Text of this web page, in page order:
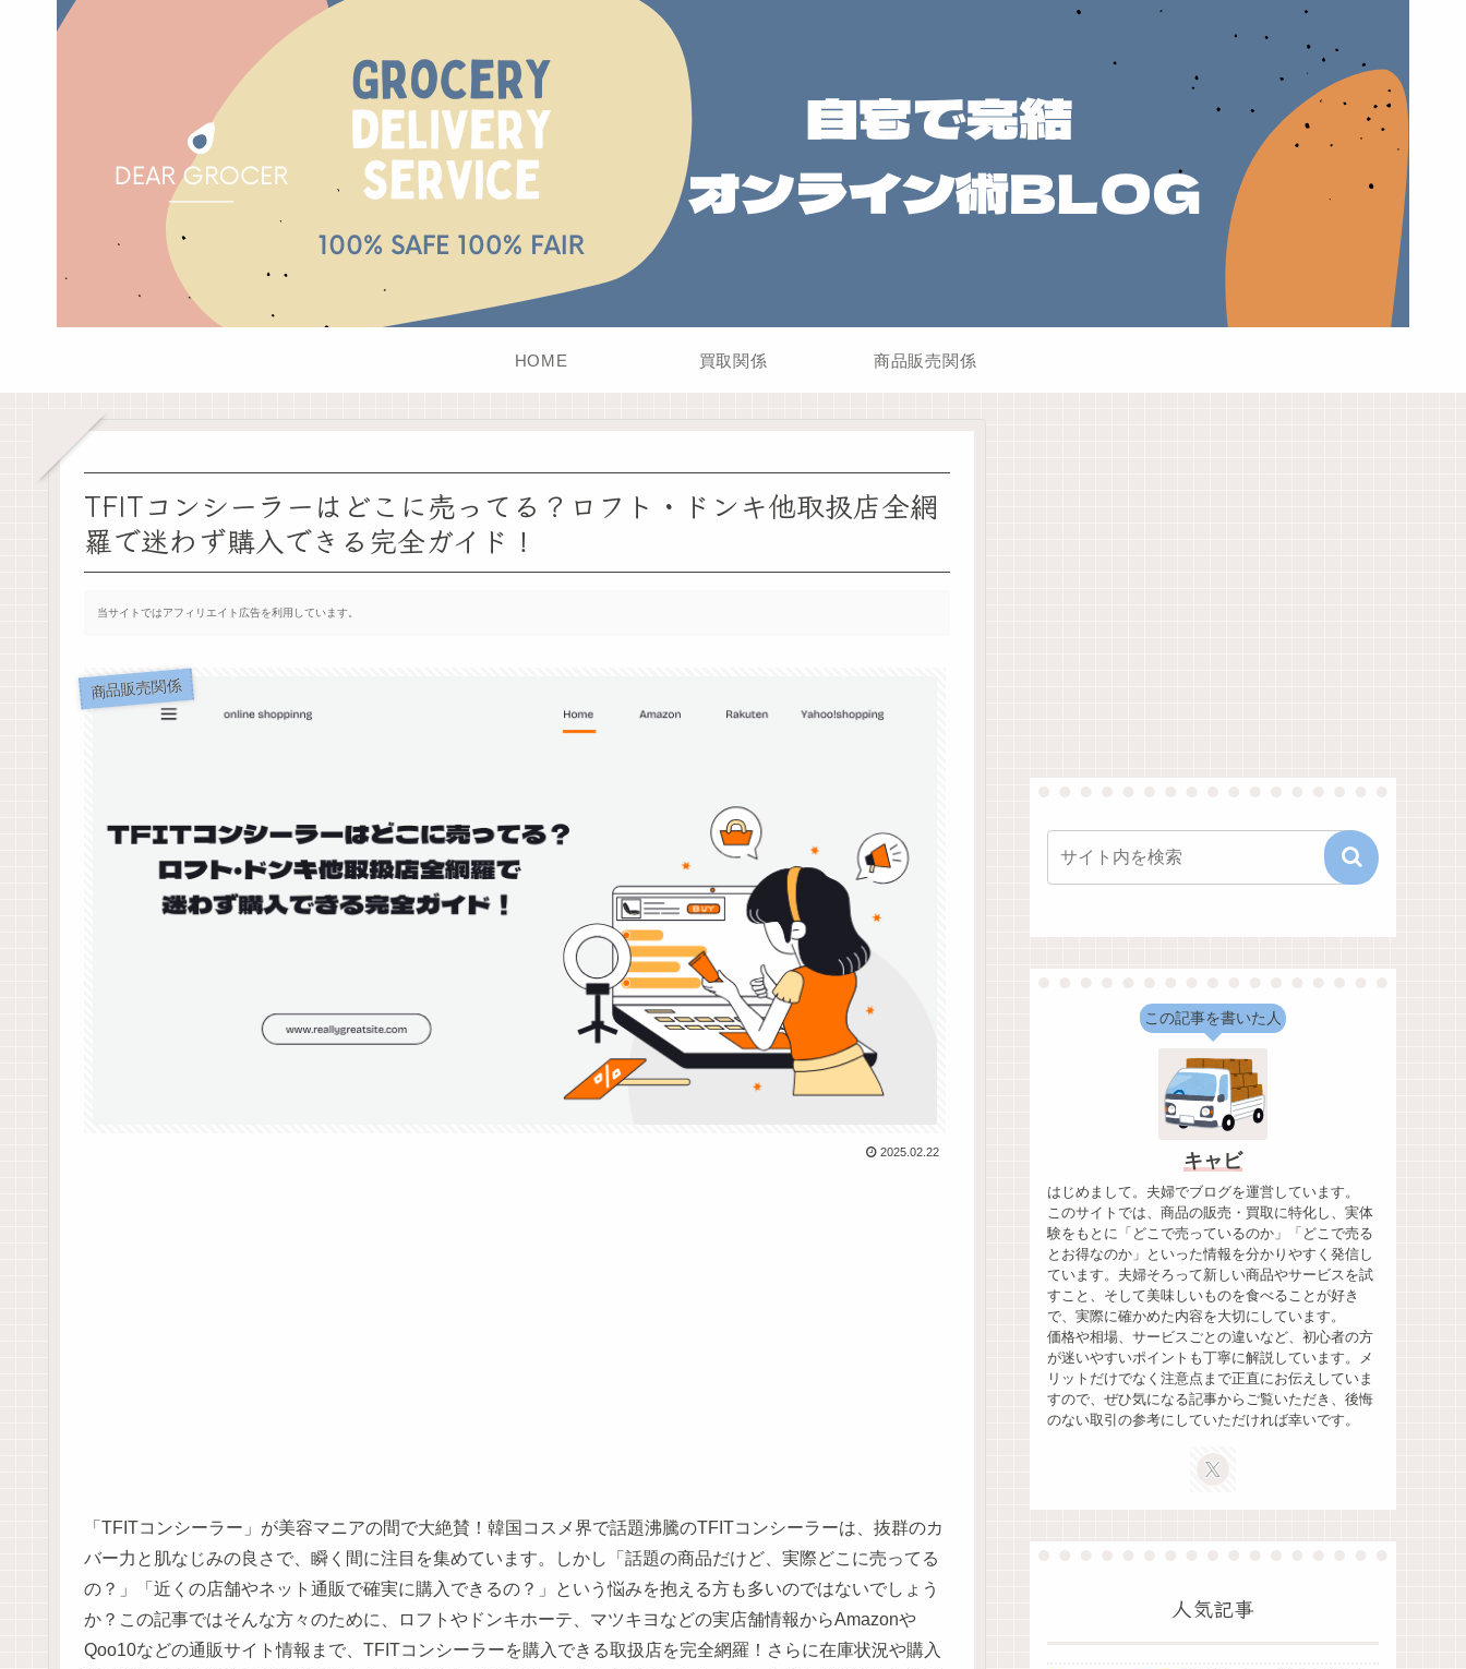
HOME 買取関係 商品販売関係
TFITコンシーラーはどこに売ってる？ロフト・ドンキ他取扱店全網
羅で迷わず購入できる完全ガイド！
当サイトではアフィリエイト広告を利用しています。
商品販売関係
2025.02.22
「TFITコンシーラー」が美容マニアの間で大絶賛！韓国コスメ界で話題沸騰のTFITコンシーラーは、抜群のカ
バー力と肌なじみの良さで、瞬く間に注目を集めています。しかし「話題の商品だけど、実際どこに売ってる
の？」「近くの店舗やネット通販で確実に購入できるの？」という悩みを抱える方も多いのではないでしょう
か？この記事ではそんな方々のために、ロフトやドンキホーテ、マツキヨなどの実店舗情報からAmazonや
Qoo10などの通販サイト情報まで、TFITコンシーラーを購入できる取扱店を完全網羅！さらに在庫状況や購入
この記事を書いた人
キャビ
はじめまして。夫婦でブログを運営しています。
このサイトでは、商品の販売・買取に特化し、実体
験をもとに「どこで売っているのか」「どこで売る
とお得なのか」といった情報を分かりやすく発信し
ています。夫婦そろって新しい商品やサービスを試
すこと、そして美味しいものを食べることが好き
で、実際に確かめた内容を大切にしています。
価格や相場、サービスごとの違いなど、初心者の方
が迷いやすいポイントも丁寧に解説しています。メ
リットだけでなく注意点まで正直にお伝えしていま
すので、ぜひ気になる記事からご覧いただき、後悔
のない取引の参考にしていただければ幸いです。
人気記事